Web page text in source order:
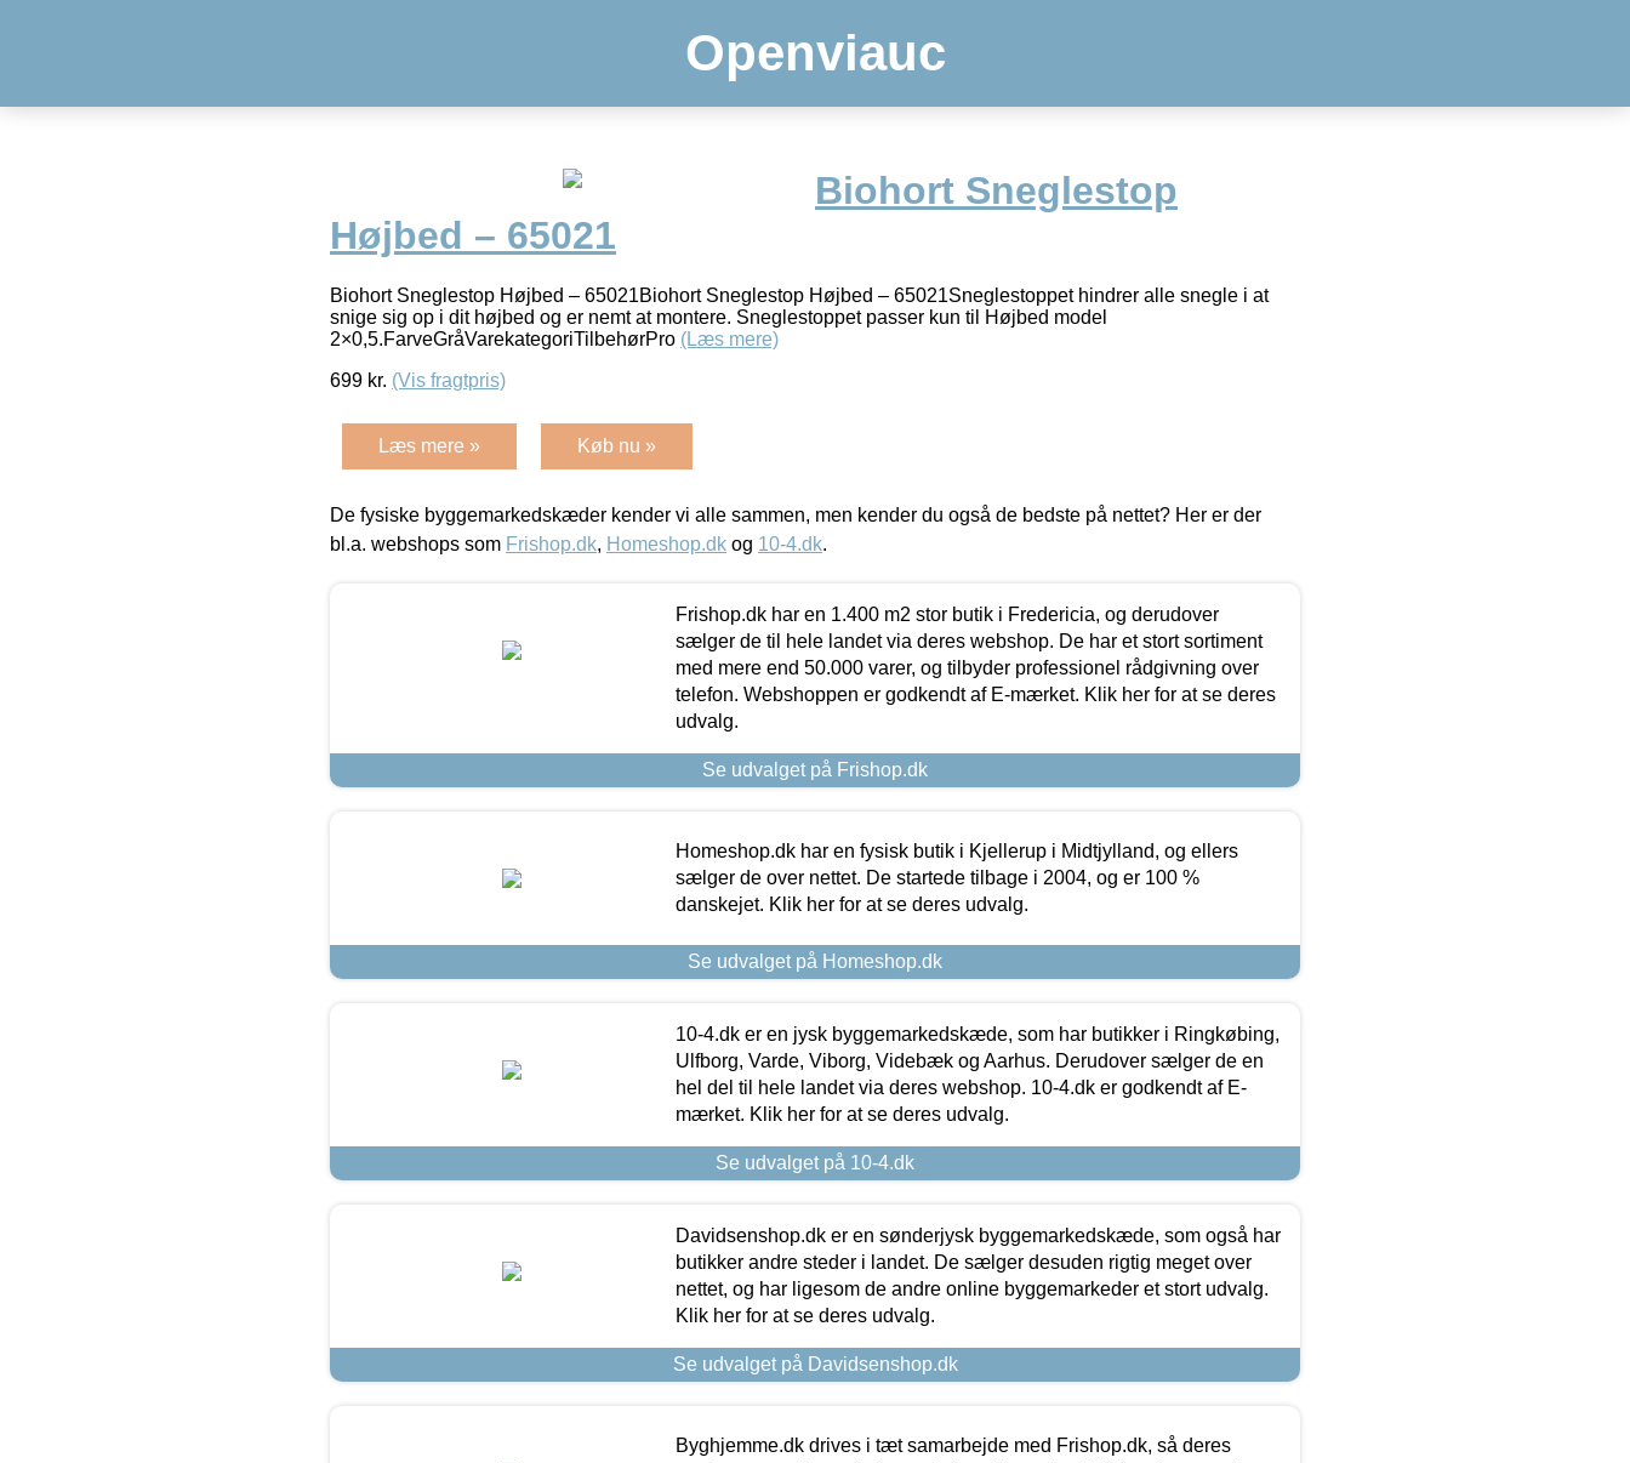
Openviauc
Biohort Sneglestop
Højbed – 65021
Biohort Sneglestop Højbed – 65021Biohort Sneglestop Højbed – 65021Sneglestoppet hindrer alle snegle i at
snige sig op i dit højbed og er nemt at montere. Sneglestoppet passer kun til Højbed model
2×0,5.FarveGråVarekategoriTilbehørPro (Læs mere)
699 kr. (Vis fragtpris)
Læs mere » Køb nu »
De fysiske byggemarkedskæder kender vi alle sammen, men kender du også de bedste på nettet? Her er der
bl.a. webshops som Frishop.dk, Homeshop.dk og 10-4.dk.
Frishop.dk har en 1.400 m2 stor butik i Fredericia, og derudover
sælger de til hele landet via deres webshop. De har et stort sortiment
med mere end 50.000 varer, og tilbyder professionel rådgivning over
telefon. Webshoppen er godkendt af E-mærket. Klik her for at se deres
udvalg.
Se udvalget på Frishop.dk
Homeshop.dk har en fysisk butik i Kjellerup i Midtjylland, og ellers
sælger de over nettet. De startede tilbage i 2004, og er 100 %
danskejet. Klik her for at se deres udvalg.
Se udvalget på Homeshop.dk
10-4.dk er en jysk byggemarkedskæde, som har butikker i Ringkøbing,
Ulfborg, Varde, Viborg, Videbæk og Aarhus. Derudover sælger de en
hel del til hele landet via deres webshop. 10-4.dk er godkendt af E-
mærket. Klik her for at se deres udvalg.
Se udvalget på 10-4.dk
Davidsenshop.dk er en sønderjysk byggemarkedskæde, som også har
butikker andre steder i landet. De sælger desuden rigtig meget over
nettet, og har ligesom de andre online byggemarkeder et stort udvalg.
Klik her for at se deres udvalg.
Se udvalget på Davidsenshop.dk
Byghjemme.dk drives i tæt samarbejde med Frishop.dk, så deres